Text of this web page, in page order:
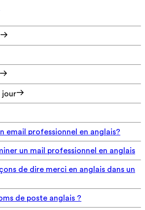
jour
email professionnel en anglais?
un mail professionnel en anglais
de dire merci en anglais dans un
de poste anglais ?